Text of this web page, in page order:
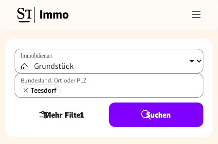
Immo
Immobilienart
Bundesland, Ort oder PLZ
Teesdorf
Mehr Filter
1 Suchen